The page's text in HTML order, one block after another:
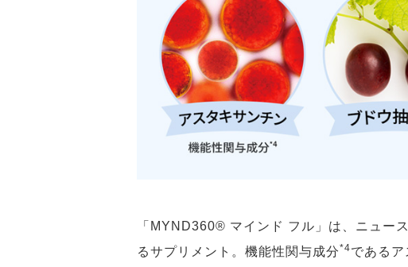
「MYND360® マインド フル」は、ニュー
るサプリメント。機能性関与成分*4である